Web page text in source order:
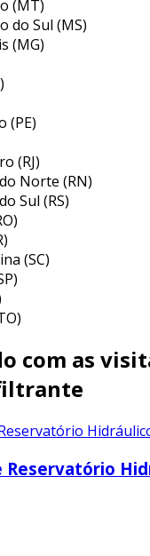
se:
a uma
garantindo
diversos fluidos.
mais acessíveis em
com alternativas em
a adoção por
diversos tamanhos.
filtragem
de vários
conseguem eliminar
suspensos de
limpeza: muitos
podem ser limpos
: o peso
facilita o transporte
elementos filtrantes.
do polipropileno
(MT)
do Sul (MS)
(MG)
(PE)
(RJ)
Norte (RN)
Sul (RS)
(SC)
com as
Reservatório